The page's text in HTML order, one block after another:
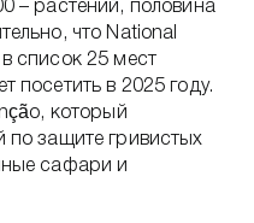
– растений, половина
что National
список 25 мест
посетить в 2025 году.
который
по защите гривистых
сафари и